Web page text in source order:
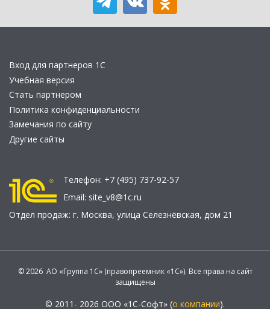
Вход для партнеров 1С
Учебная версия
Стать партнером
Политика конфиденциальности
Замечания по сайту
Другие сайты
Телефон: +7 (495) 737-92-57
Email: site_v8@1c.ru
Отдел продаж: г. Москва, улица Селезнёвская, дом 21
© 2026 АО «Группа 1С» (правопреемник «1С»). Все права на сайт
защищены
© 2011- 2026 ООО «1С-Софт» (о компании).